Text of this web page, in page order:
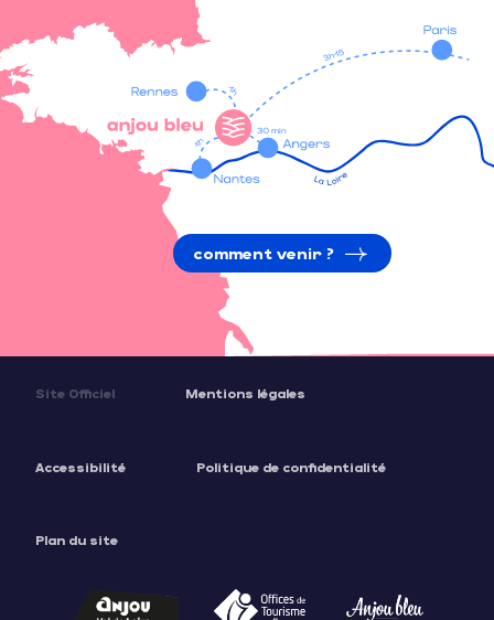
comment venir ?
Site Officiel Mentions légales
Accessibilité Politique de confidentialité
Plan du site